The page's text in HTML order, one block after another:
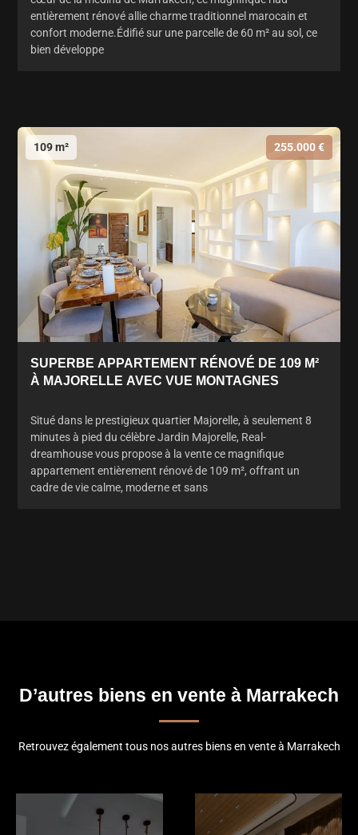
entièrement rénové allie charme traditionnel marocain et
confort moderne.Édifié sur une parcelle de 60 m² au sol, ce
bien développe
109 m² 255.000 €
SUPERBE APPARTEMENT RÉNOVÉ DE 109 M²
À MAJORELLE AVEC VUE MONTAGNES
Situé dans le prestigieux quartier Majorelle, à seulement 8
minutes à pied du célèbre Jardin Majorelle, Real-
dreamhouse vous propose à la vente ce magnifique
appartement entièrement rénové de 109 m², offrant un
cadre de vie calme, moderne et sans
D’autres biens en vente à Marrakech
Retrouvez également tous nos autres biens en vente à Marrakech